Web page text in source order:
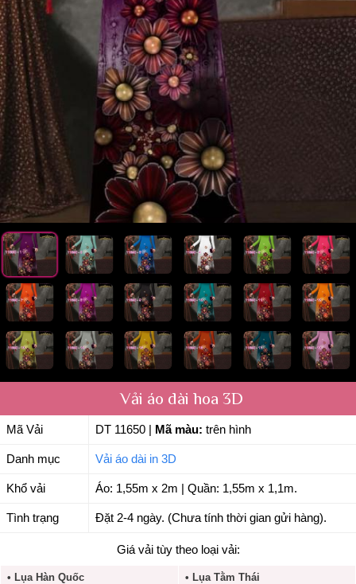
Vải áo dài hoa 3D
Mã Vải DT 11650 Mã màu: trên hình
Danh mục Vải áo dài in 3D
Khổ vải Áo: 1,55m x 2m | Quần: 1,55m x 1,1m.
Tình trạng Đặt 2-4 ngày. (Chưa tính thời gian gửi hàng).
Giá vải tùy theo loại vải:
• Lụa Hàn Quốc • Lụa Tằm Thái